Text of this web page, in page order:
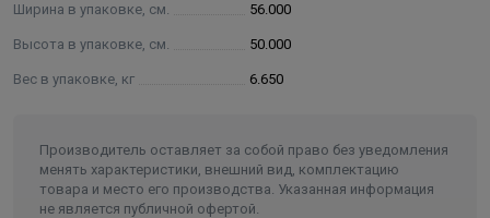
Ширина в упаковке, см. 56.000
Высота в упаковке, см. 50.000
Вес в упаковке, кг 6.650
Производитель оставляет за собой право без уведомления
менять характеристики, внешний вид, комплектацию
товара и место его производства. Указанная информация
не является публичной офертой.